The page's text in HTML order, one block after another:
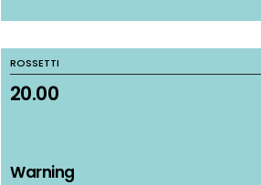
ROSSETTI
20.00
Warning
ROSSETTI
20.00
Warning